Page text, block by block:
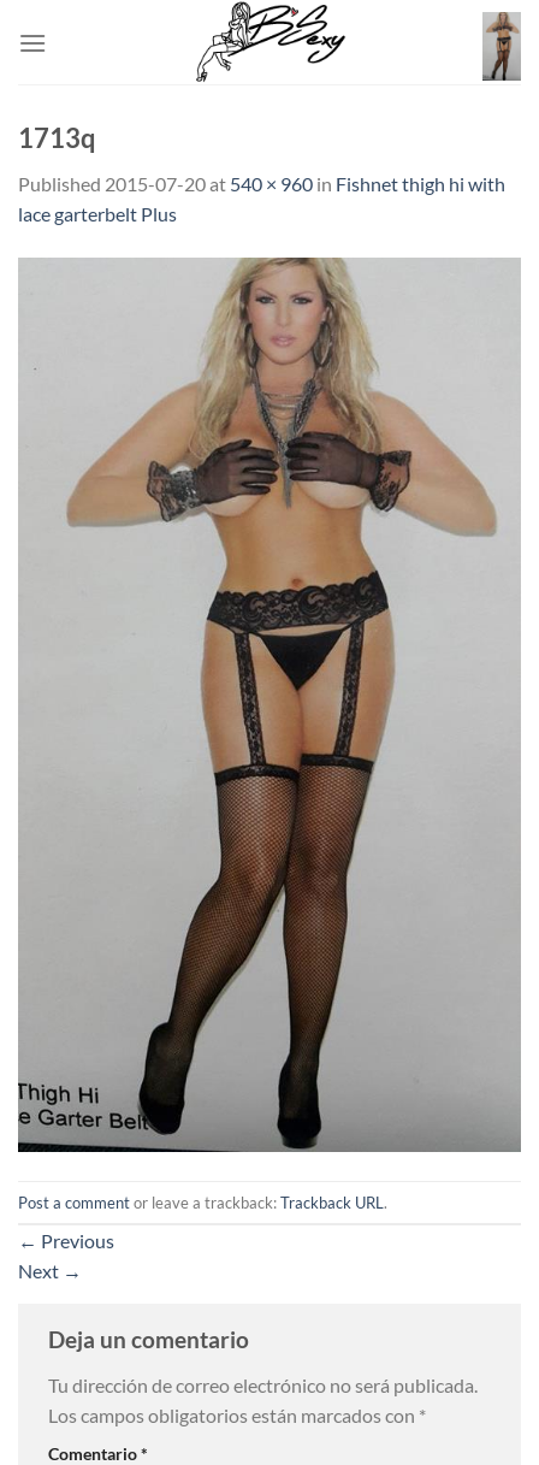
1713q
Published 2015-07-20at 540 × 960 in Fishnet thigh hi with
lace garterbelt Plus
Post a commentor leave a trackback:Trackback URL .
← Previous
Next →
Deja un comentario
Tu dirección de correo electrónico no será publicada.
Los campos obligatorios están marcados con *
Comentario*